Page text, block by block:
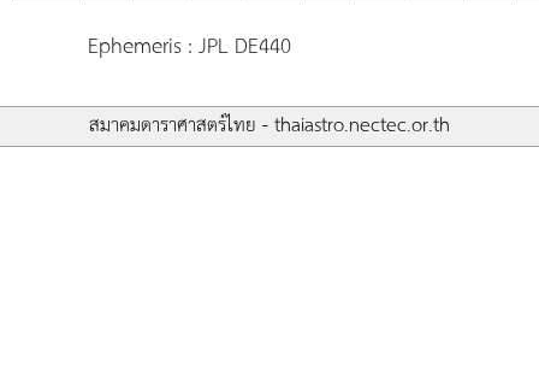
Ephemeris : JPL DE440
สมาคมดาราศาสตร์ไทย - thaiastro.nectec.or.th